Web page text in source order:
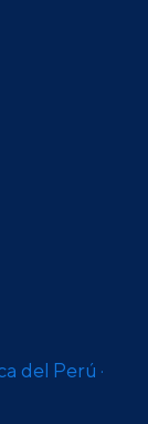
del Perú ·